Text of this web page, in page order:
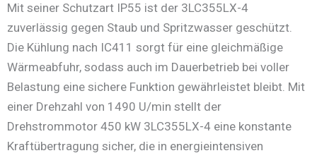
Mit seiner Schutzart IP55 ist der 3LC355LX-4
zuverlässig gegen Staub und Spritzwasser geschützt.
Die Kühlung nach IC411 sorgt für eine gleichmäßige
Wärmeabfuhr, sodass auch im Dauerbetrieb bei voller
Belastung eine sichere Funktion gewährleistet bleibt. Mit
einer Drehzahl von 1490 U/min stellt der
Drehstrommotor 450 kW 3LC355LX-4 eine konstante
Kraftübertragung sicher, die in energieintensiven